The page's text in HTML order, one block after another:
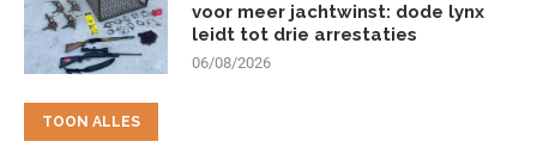
voor meer jachtwinst: dode lynx
leidt tot drie arrestaties
06/08/2026
TOON ALLES